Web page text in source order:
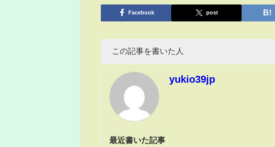
有
Facebook post
この記事を書いた人
yukio39jp
最近書いた記事